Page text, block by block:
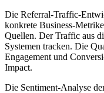
Die Referral-Traffic-
konkrete Business-
Quellen. Der Traffic aus
Systemen tracken. Die
Engagement und
Impact.
Die Sentiment-Analyse